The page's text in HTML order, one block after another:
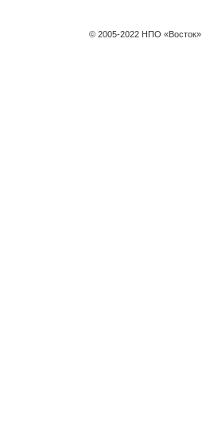
© 2005-2022 НПО «Восток».